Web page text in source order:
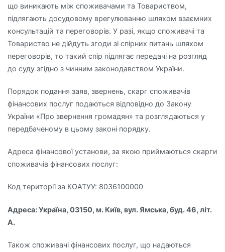
що виникають між споживачами та Товариством,
підлягають досудовому врегулюванню шляхом взаємних
консультацій та переговорів. У разі, якщо споживачі та
Товариство не дійдуть згоди зі спірних питань шляхом
переговорів, то такий спір підлягає передачі на розгляд
до суду згідно з чинним законодавством України.
Порядок подання заяв, звернень, скарг споживачів
фінансових послуг подаються відповідно до Закону
України «Про звернення громадян» та розглядаються у
передбаченому в цьому законі порядку.
Адреса фінансової установи, за якою приймаються скарги
споживачів фінансових послуг:
Код території за КОАТУУ: 8036100000
Адреса: Україна, 03150, м. Київ, вул. Ямська, буд. 46, літ.
А.
Також споживачі фінансових послуг, що надаються